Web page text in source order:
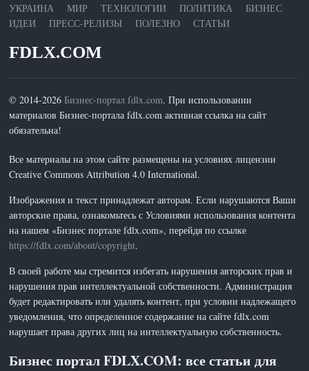
УКРАИНА МИР ТЕХНОЛОГИИ ПОЛИТИКА
БИЗНЕС
ИДЕИ
ПРЕСС-РЕЛИЗЫ ПОЛЕЗНО СТАТЬИ
FDLX.COM
© 2014-2026 Бизнес-портал fdlx.com. При использовании
материалов Бизнес-портала fdlx.com активная ссылка на сайт
обязательна!
Все материалы на этом сайте размещены на условиях лицензии
Creative Commons Attribution 4.0 International.
Изображения и текст принадлежат авторам. Если нарушаются Ваши
авторские права, ознакомьтесь с Условиями использования контента
на нашем «Бизнес портале fdlx.com», перейдя по ссылке
https://fdlx.com/about/copyright.
В своей работе мы стремится избегать нарушения авторских прав и
нарушения прав интеллектуальной собственности. Администрация
будет редактировать или удалять контент, при условии надлежащего
уведомления, что определенное содержание на сайте fdlx.com
нарушает права других лиц на интеллектуальную собственность.
Бизнес портал FDLX.COM: все статьи для